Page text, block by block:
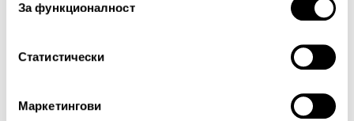
За функционалност
Статистически
Маркетингови
Оценка:Най-ниска Най-висока